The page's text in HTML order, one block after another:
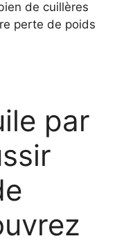
de cuillères
perte de poids
par